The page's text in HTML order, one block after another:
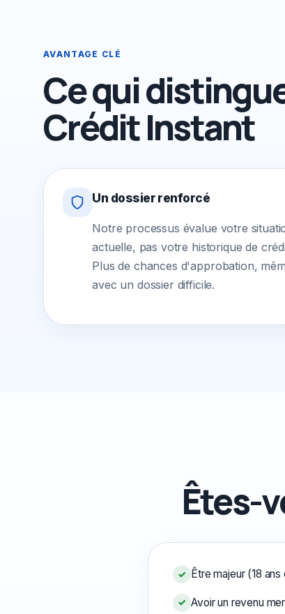
AVANTAGE CLÉ
Ce qui
Crédit Instant
Un dossier renforcé
Notre processus évalue votre
actuelle, pas votre historique de
Plus de chances d'approbation,
avec un dossier difficile.
Êtes-
✓ Être majeur (18
✓ Avoir un revenu